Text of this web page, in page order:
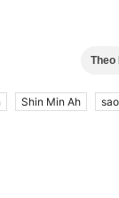
Theo
Shin Min Ah